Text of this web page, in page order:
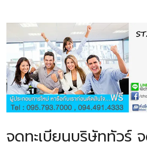
จดทะเบียนบริษัททัวร์